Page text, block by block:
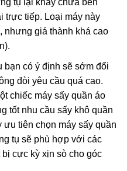
tụ lại khay chứa bên
trực tiếp. Loại máy này
giá thành khá cao
bạn có ý định sẽ sớm đổi
đòi yêu cầu quá cao.
chiếc máy sấy quần áo
tốt nhu cầu sấy khô quần
tiên chọn máy sấy quần
tụ sẽ phù hợp với các
cực kỳ xịn sò cho góc